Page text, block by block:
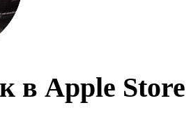
в Apple Store